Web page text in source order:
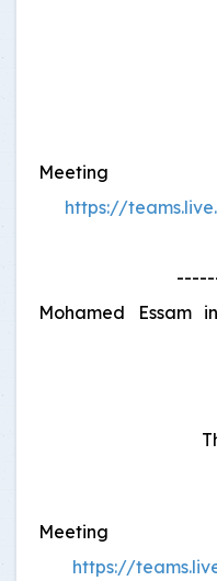
https://
Mohamed Essam
https://